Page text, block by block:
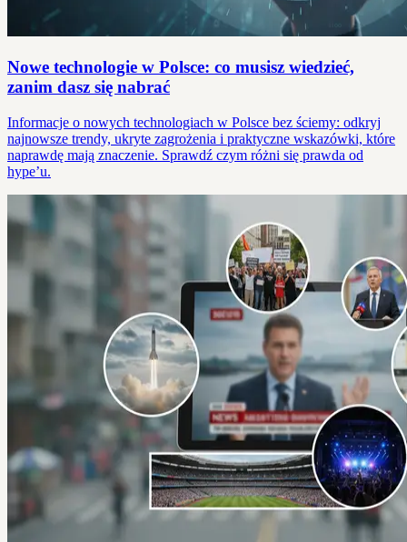
Nowe technologie w Polsce: co musisz wiedzieć,
zanim dasz się nabrać
Informacje o nowych technologiach w Polsce bez ściemy: odkryj
najnowsze trendy, ukryte zagrożenia i praktyczne wskazówki, które
naprawdę mają znaczenie. Sprawdź czym różni się prawda od
hype’u.